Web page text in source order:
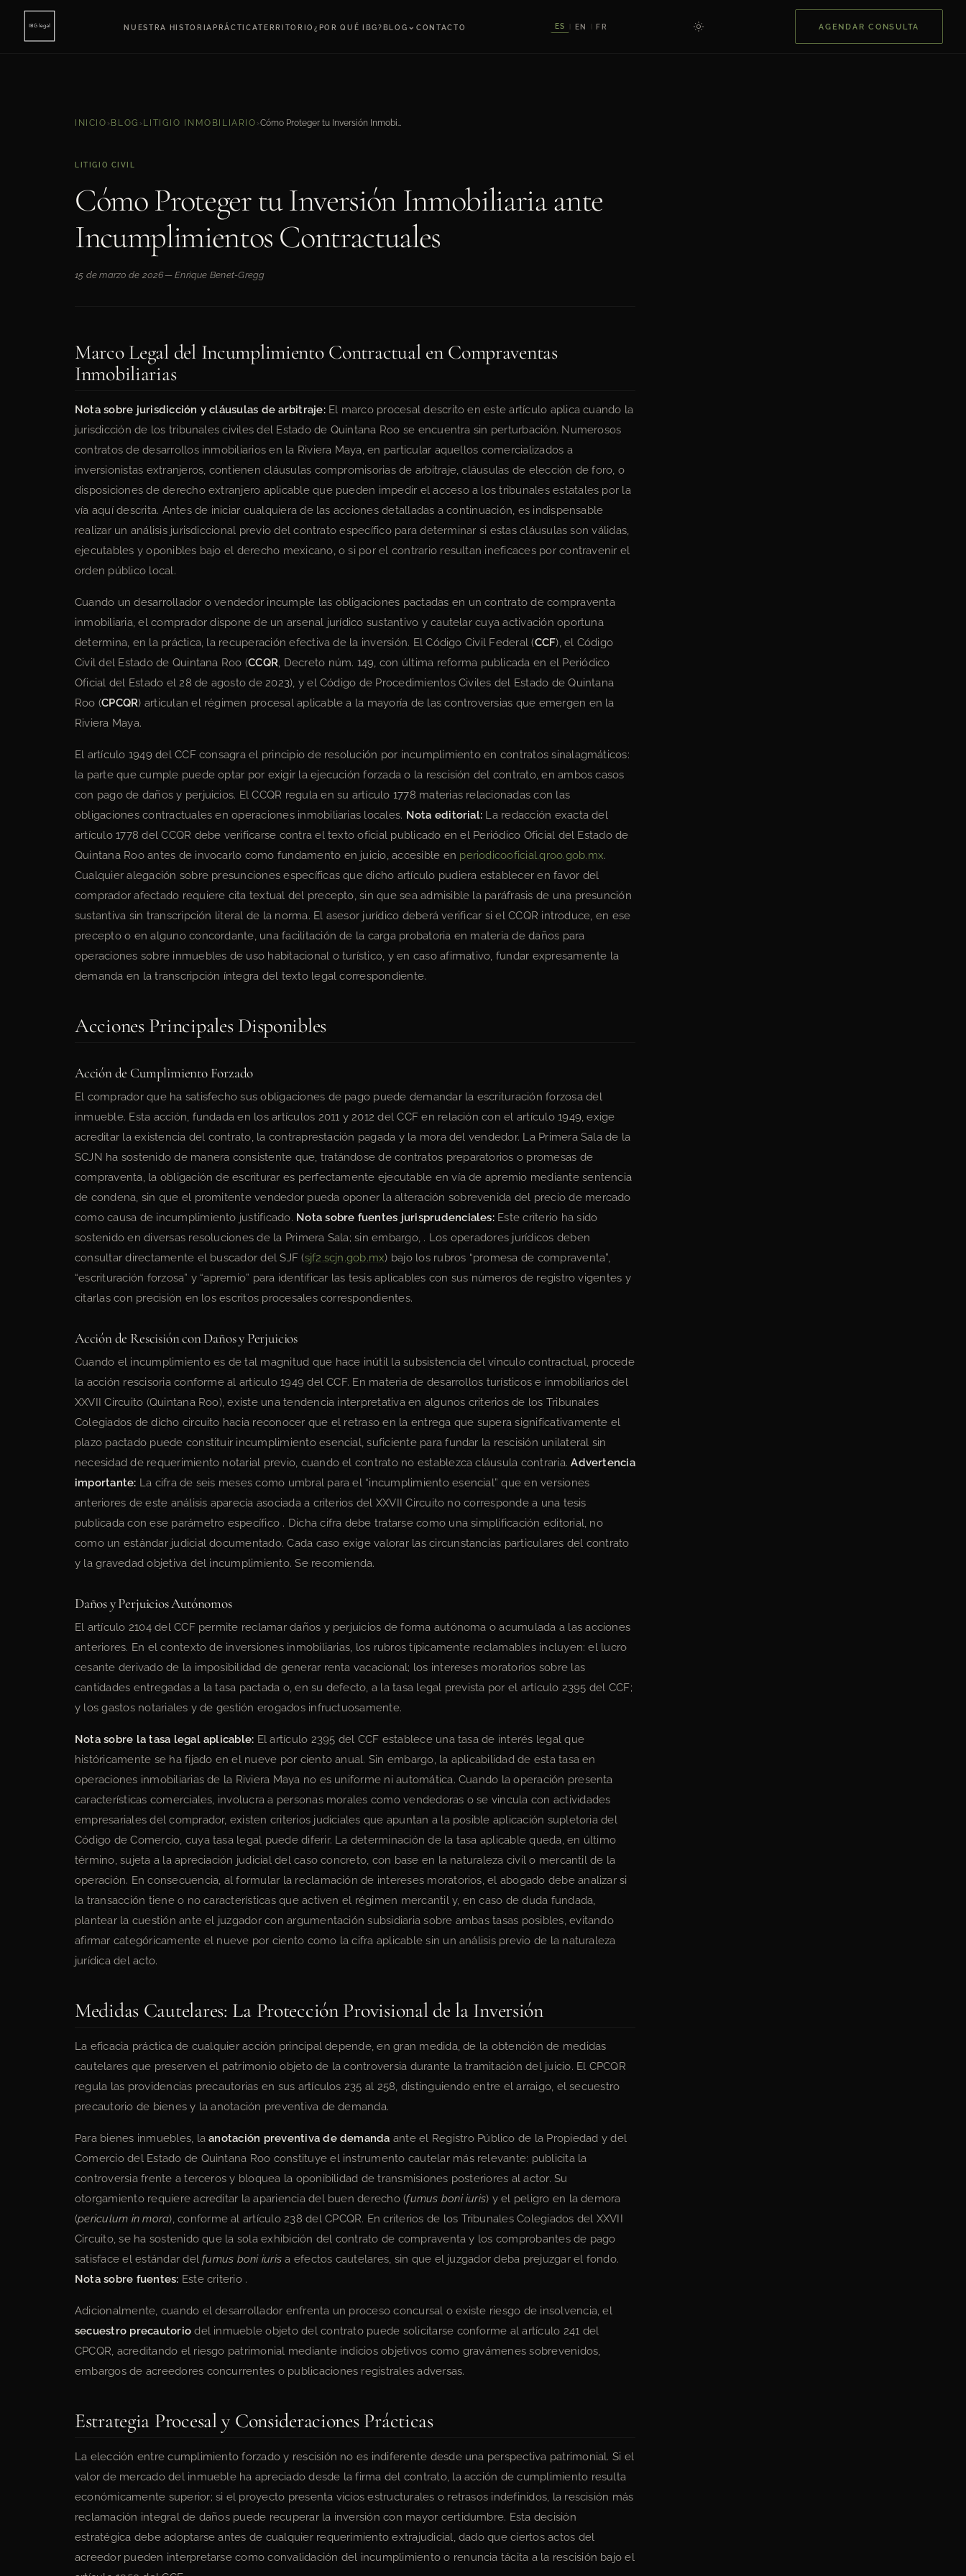
NUESTRA HISTORIAPRÁCTICATERRITORIO ¿POR QUÉ IBG?BLOG ⌄ CONTACTO ES EN FR AGENDAR CONSULTA
INICIO ›BLOG ›LITIGIO INMOBILIARIO › Cómo Proteger tu Inversión Inmobiliaria ante Incumplimientos Contractuales
LITIGIO CIVIL
Cómo Proteger tu Inversión Inmobiliaria ante
Incumplimientos Contractuales
15 de marzo de 2026— Enrique Benet-Gregg
Marco Legal del Incumplimiento Contractual en Compraventas
Inmobiliarias
Nota sobre jurisdicción y cláusulas de arbitraje:El marco procesal descrito en este artículo aplica cuando la
jurisdicción de los tribunales civiles del Estado de Quintana Roo se encuentra sin perturbación. Numerosos
contratos de desarrollos inmobiliarios en la Riviera Maya, en particular aquellos comercializados a
inversionistas extranjeros, contienen cláusulas compromisorias de arbitraje, cláusulas de elección de foro, o
disposiciones de derecho extranjero aplicable que pueden impedir el acceso a los tribunales estatales por la
vía aquí descrita. Antes de iniciar cualquiera de las acciones detalladas a continuación, es indispensable
realizar un análisis jurisdiccional previo del contrato específico para determinar si estas cláusulas son válidas,
ejecutables y oponibles bajo el derecho mexicano, o si por el contrario resultan ineficaces por contravenir el
orden público local.
Cuando un desarrollador o vendedor incumple las obligaciones pactadas en un contrato de compraventa
inmobiliaria, el comprador dispone de un arsenal jurídico sustantivo y cautelar cuya activación oportuna
determina, en la práctica, la recuperación efectiva de la inversión. El Código Civil Federal (CCF), el Código
Civil del Estado de Quintana Roo (CCQR, Decreto núm. 149, con última reforma publicada en el Periódico
Oficial del Estado el 28 de agosto de 2023), y el Código de Procedimientos Civiles del Estado de Quintana
Roo (CPCQR) articulan el régimen procesal aplicable a la mayoría de las controversias que emergen en la
Riviera Maya.
El artículo 1949 del CCF consagra el principio de resolución por incumplimiento en contratos sinalagmáticos:
la parte que cumple puede optar por exigir la ejecución forzada o la rescisión del contrato, en ambos casos
con pago de daños y perjuicios. El CCQR regula en su artículo 1778 materias relacionadas con las
obligaciones contractuales en operaciones inmobiliarias locales. Nota editorial: La redacción exacta del
artículo 1778 del CCQR debe verificarse contra el texto oficial publicado en el Periódico Oficial del Estado de
Quintana Roo antes de invocarlo como fundamento en juicio, accesible en periodicooficial.qroo.gob.mx.
Cualquier alegación sobre presunciones específicas que dicho artículo pudiera establecer en favor del
comprador afectado requiere cita textual del precepto, sin que sea admisible la paráfrasis de una presunción
sustantiva sin transcripción literal de la norma. El asesor jurídico deberá verificar si el CCQR introduce, en ese
precepto o en alguno concordante, una facilitación de la carga probatoria en materia de daños para
operaciones sobre inmuebles de uso habitacional o turístico, y en caso afirmativo, fundar expresamente la
demanda en la transcripción íntegra del texto legal correspondiente.
Acciones Principales Disponibles
Acción de Cumplimiento Forzado
El comprador que ha satisfecho sus obligaciones de pago puede demandar la escrituración forzosa del
inmueble. Esta acción, fundada en los artículos 2011 y 2012 del CCF en relación con el artículo 1949, exige
acreditar la existencia del contrato, la contraprestación pagada y la mora del vendedor. La Primera Sala de la
SCJN ha sostenido de manera consistente que, tratándose de contratos preparatorios o promesas de
compraventa, la obligación de escriturar es perfectamente ejecutable en vía de apremio mediante sentencia
de condena, sin que el promitente vendedor pueda oponer la alteración sobrevenida del precio de mercado
como causa de incumplimiento justificado. Nota sobre fuentes jurisprudenciales:Este criterio ha sido
sostenido en diversas resoluciones de la Primera Sala; sin embargo, . Los operadores jurídicos deben
consultar directamente el buscador del SJF (sjf2.scjn.gob.mx) bajo los rubros “promesa de compraventa”,
“escrituración forzosa” y “apremio” para identificar las tesis aplicables con sus números de registro vigentes y
citarlas con precisión en los escritos procesales correspondientes.
Acción de Rescisión con Daños y Perjuicios
Cuando el incumplimiento es de tal magnitud que hace inútil la subsistencia del vínculo contractual, procede
la acción rescisoria conforme al artículo 1949 del CCF. En materia de desarrollos turísticos e inmobiliarios del
XXVII Circuito (Quintana Roo), existe una tendencia interpretativa en algunos criterios de los Tribunales
Colegiados de dicho circuito hacia reconocer que el retraso en la entrega que supera significativamente el
plazo pactado puede constituir incumplimiento esencial, suficiente para fundar la rescisión unilateral sin
necesidad de requerimiento notarial previo, cuando el contrato no establezca cláusula contraria.Advertencia
importante: La cifra de seis meses como umbral para el “incumplimiento esencial” que en versiones
anteriores de este análisis aparecía asociada a criterios del XXVII Circuito no corresponde a una tesis
publicada con ese parámetro específico . Dicha cifra debe tratarse como una simplificación editorial, no
como un estándar judicial documentado. Cada caso exige valorar las circunstancias particulares del contrato
y la gravedad objetiva del incumplimiento. Se recomienda.
Daños y Perjuicios Autónomos
El artículo 2104 del CCF permite reclamar daños y perjuicios de forma autónoma o acumulada a las acciones
anteriores. En el contexto de inversiones inmobiliarias, los rubros típicamente reclamables incluyen: el lucro
cesante derivado de la imposibilidad de generar renta vacacional; los intereses moratorios sobre las
cantidades entregadas a la tasa pactada o, en su defecto, a la tasa legal prevista por el artículo 2395 del CCF;
y los gastos notariales y de gestión erogados infructuosamente.
Nota sobre la tasa legal aplicable: El artículo 2395 del CCF establece una tasa de interés legal que
históricamente se ha fijado en el nueve por ciento anual. Sin embargo, la aplicabilidad de esta tasa en
operaciones inmobiliarias de la Riviera Maya no es uniforme ni automática. Cuando la operación presenta
características comerciales, involucra a personas morales como vendedoras o se vincula con actividades
empresariales del comprador, existen criterios judiciales que apuntan a la posible aplicación supletoria del
Código de Comercio, cuya tasa legal puede diferir. La determinación de la tasa aplicable queda, en último
término, sujeta a la apreciación judicial del caso concreto, con base en la naturaleza civil o mercantil de la
operación. En consecuencia, al formular la reclamación de intereses moratorios, el abogado debe analizar si
la transacción tiene o no características que activen el régimen mercantil y, en caso de duda fundada,
plantear la cuestión ante el juzgador con argumentación subsidiaria sobre ambas tasas posibles, evitando
afirmar categóricamente el nueve por ciento como la cifra aplicable sin un análisis previo de la naturaleza
jurídica del acto.
Medidas Cautelares: La Protección Provisional de la Inversión
La eficacia práctica de cualquier acción principal depende, en gran medida, de la obtención de medidas
cautelares que preserven el patrimonio objeto de la controversia durante la tramitación del juicio. El CPCQR
regula las providencias precautorias en sus artículos 235 al 258, distinguiendo entre el arraigo, el secuestro
precautorio de bienes y la anotación preventiva de demanda.
Para bienes inmuebles, laanotación preventiva de demanda ante el Registro Público de la Propiedad y del
Comercio del Estado de Quintana Roo constituye el instrumento cautelar más relevante: publicita la
controversia frente a terceros y bloquea la oponibilidad de transmisiones posteriores al actor. Su
otorgamiento requiere acreditar la apariencia del buen derecho (fumus boni iuris) y el peligro en la demora
(periculum in mora), conforme al artículo 238 del CPCQR. En criterios de los Tribunales Colegiados del XXVII
Circuito, se ha sostenido que la sola exhibición del contrato de compraventa y los comprobantes de pago
satisface el estándar delfumus boni iuris a efectos cautelares, sin que el juzgador deba prejuzgar el fondo.
Nota sobre fuentes: Este criterio .
Adicionalmente, cuando el desarrollador enfrenta un proceso concursal o existe riesgo de insolvencia, el
secuestro precautorio del inmueble objeto del contrato puede solicitarse conforme al artículo 241 del
CPCQR, acreditando el riesgo patrimonial mediante indicios objetivos como gravámenes sobrevenidos,
embargos de acreedores concurrentes o publicaciones registrales adversas.
Estrategia Procesal y Consideraciones Prácticas
La elección entre cumplimiento forzado y rescisión no es indiferente desde una perspectiva patrimonial. Si el
valor de mercado del inmueble ha apreciado desde la firma del contrato, la acción de cumplimiento resulta
económicamente superior; si el proyecto presenta vicios estructurales o retrasos indefinidos, la rescisión más
reclamación integral de daños puede recuperar la inversión con mayor certidumbre. Esta decisión
estratégica debe adoptarse antes de cualquier requerimiento extrajudicial, dado que ciertos actos del
acreedor pueden interpretarse como convalidación del incumplimiento o renuncia tácita a la rescisión bajo el